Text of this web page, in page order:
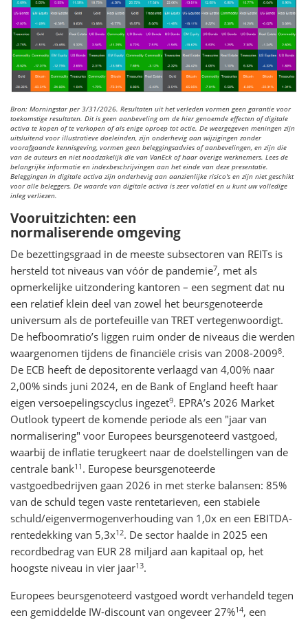
Bron: Morningstar per 3/31/2026. Resultaten uit het verleden vormen geen garantie voor
toekomstige resultaten. Dit is geen aanbeveling om de hier genoemde effecten of digitale
activa te kopen of te verkopen of als enige oproep tot actie. De weergegeven meningen zijn
uitsluitend voor illustratieve doeleinden, zijn onderhevig aan wijzigingen zonder
voorafgaande kennisgeving, vormen geen beleggingsadvies of aanbevelingen, en zijn die
van de auteurs en niet noodzakelijk die van VanEck of haar overige werknemers. Lees de
belangrijke informatie en indexbeschrijvingen aan het einde van deze presentatie.
Beleggingen in digitale activa zijn onderhevig aan aanzienlijke risico's en zijn niet geschikt
voor alle beleggers. De waarde van digitale activa is zeer volatiel en u kunt uw volledige
inleg verliezen.
Vooruitzichten: een
normaliserende omgeving
De bezettingsgraad in de meeste subsectoren van REITs is
hersteld tot niveaus van vóór de pandemie7, met als
opmerkelijke uitzondering kantoren – een segment dat nu
een relatief klein deel van zowel het beursgenoteerde
universum als de portefeuille van TRET vertegenwoordigt.
De hefboomratio’s liggen ruim onder de niveaus die werden
waargenomen tijdens de financiële crisis van 2008-20098.
De ECB heeft de depositorente verlaagd van 4,00% naar
2,00% sinds juni 2024, en de Bank of England heeft haar
eigen versoepelingscyclus ingezet9. EPRA’s 2026 Market
Outlook typeert de komende periode als een "jaar van
normalisering" voor Europees beursgenoteerd vastgoed,
waarbij de inflatie terugkeert naar de doelstellingen van de
centrale bank11 . Europese beursgenoteerde
vastgoedbedrijven gaan 2026 in met sterke balansen: 85%
van de schuld tegen vaste rentetarieven, een stabiele
schuld/eigenvermogenverhouding van 1,0x en een EBITDA-
rentedekking van 5,3x12. De sector haalde in 2025 een
recordbedrag van EUR 28 miljard aan kapitaal op, het
hoogste niveau in vier jaar13.
Europees beursgenoteerd vastgoed wordt verhandeld tegen
een gemiddelde IW-discount van ongeveer 27%14, een